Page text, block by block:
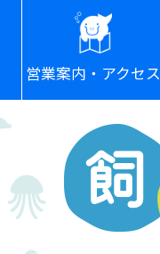
営業案内・アクセス